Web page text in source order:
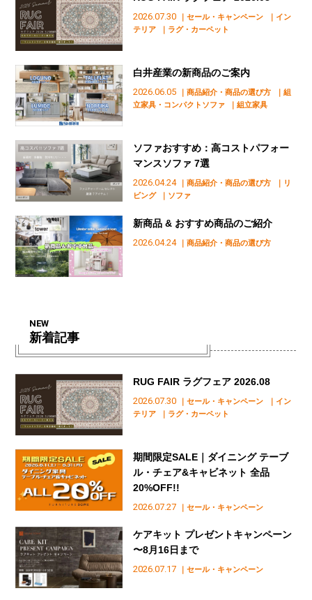
2026.07.30 ｜セール・キャンペーン
｜イン
テリア
｜ラグ・カーペット
2026.06.05 ｜商品紹介・商品の選び方
｜組
立家具・コンパクトソファ
｜組立家具
白井産業の新商品のご案内
2026.04.24 ｜商品紹介・商品の選び方
｜リ
ビング
｜ソファ
ソファおすすめ：高コストパフォー
マンスソファ 7選
2026.04.24 ｜商品紹介・商品の選び方
新商品 & おすすめ商品のご紹介
NEW
新着記事
2026.07.30 ｜セール・キャンペーン
｜イン
テリア
｜ラグ・カーペット
RUG FAIR ラグフェア 2026.08
2026.07.27 ｜セール・キャンペーン
期間限定SALE｜ダイニング テーブ
ル・チェア&キャビネット 全品
20%OFF!!
2026.07.17 ｜セール・キャンペーン
ケアキット プレゼントキャンペーン
〜8月16日まで